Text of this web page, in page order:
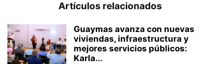
Artículos relacionados
Guaymas avanza con nuevas
viviendas, infraestructura y
mejores servicios públicos:
Karla...